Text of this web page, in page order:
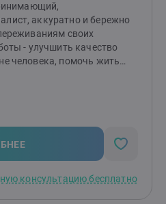
аккуратно и бережно
своих
- улучшить качество
человека, помочь жить
и окружающему миру.
консультацию бесплатно